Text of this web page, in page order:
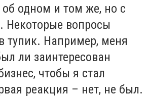
одном и том же, но с
Некоторые вопросы
тупик. Например, меня
ли заинтересован
чтобы я стал
реакция – нет, не был.